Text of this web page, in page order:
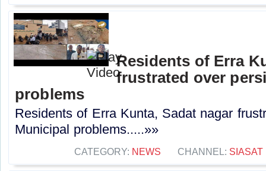
Residents of Erra
frustrated over
problems
Residents of Erra Kunta, Sadat nagar
Municipal problems.....»»
CATEGORY: NEWS CHANNEL: SIASAT